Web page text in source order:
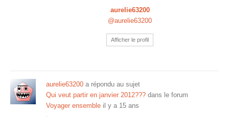
aurelie63200
@aurelie63200
Afficher le profil
aurelie63200 a répondu au sujet
Qui veut partir en janvier 2012??? dans le forum
Voyager ensemble il y a 15 ans